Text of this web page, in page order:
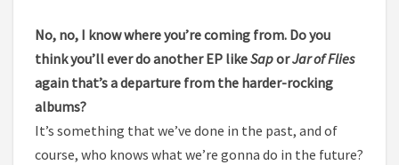
No, no, I know where you’re coming from. Do you
think you’ll ever do another EP likeSaporJar of Flies
again that’s a departure from the harder-rocking
albums?
It’s something that we’ve done in the past, and of
course, who knows what we’re gonna do in the future?